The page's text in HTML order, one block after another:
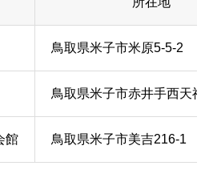
鳥取県米子市米原5-5-2
鳥取県米子市赤井手西天神
館 鳥取県米子市美吉216-1